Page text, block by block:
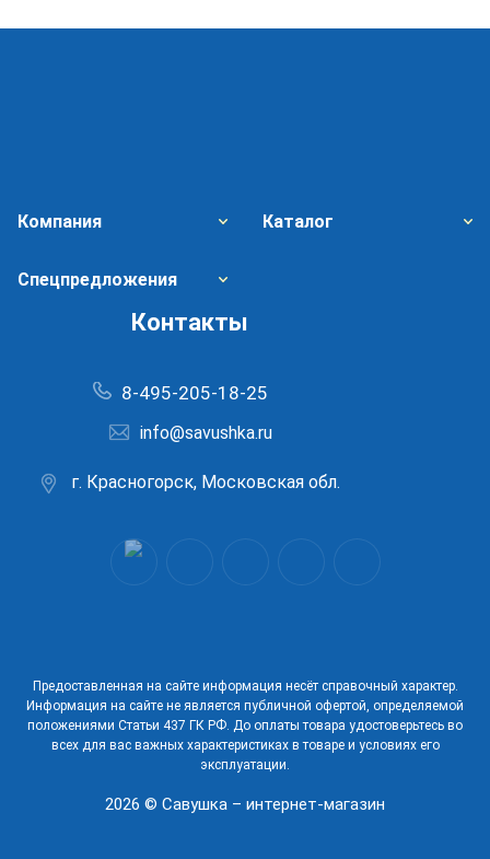
Компания Каталог
Спецпредложения
Контакты
8-495-205-18-25
info@savushka.ru
г. Красногорск, Московская обл.
Предоставленная на сайте информация несёт справочный характер.
Информация на сайте не является публичной офертой, определяемой
положениями Статьи 437 ГК РФ. До оплаты товара удостоверьтесь во
всех для вас важных характеристиках в товаре и условиях его
эксплуатации.
2026 © Савушка – интернет-магазин